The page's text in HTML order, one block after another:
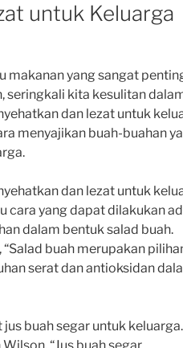
untuk Keluarga
makanan yang sangat
seringkali kita kesulitan
dan lezat untuk
menyajikan buah-buahan
dan lezat untuk
cara yang dapat dilakukan
dalam bentuk salad buah.
buah merupakan
serat dan antioksidan
buah segar untuk keluarga.